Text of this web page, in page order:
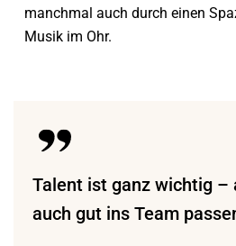
manchmal auch durch einen
Musik im Ohr.
Talent ist ganz wichtig –
auch gut ins Team